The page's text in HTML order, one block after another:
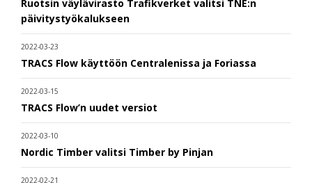
Ruotsin väylävirasto Trafikverket valitsi TNE:n
päivitystyökalukseen
2022-03-23
TRACS Flow käyttöön Centralenissa ja Foriassa
2022-03-15
TRACS Flow’n uudet versiot
2022-03-10
Nordic Timber valitsi Timber by Pinjan
2022-02-21